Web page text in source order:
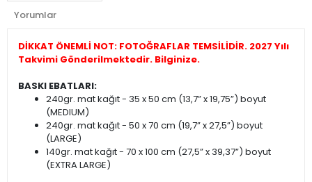
Yorumlar
DİKKAT ÖNEMLİ NOT: FOTOĞRAFLAR TEMSİLİDİR. 2027 Yılı
Takvimi Gönderilmektedir. Bilginize.
BASKI EBATLARI:
240gr. mat kağıt - 35 x 50 cm (13,7” x 19,75”) boyut
(MEDIUM)
240gr. mat kağıt - 50 x 70 cm (19,7” x 27,5”) boyut
(LARGE)
140gr. mat kağıt - 70 x 100 cm (27,5” x 39,37”) boyut
(EXTRA LARGE)